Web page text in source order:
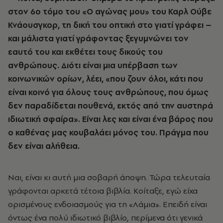
στον 6ο τόμο του «Ο αγώνας μου» του Καρλ Ούβε
Κνάουσγκορ, τη δική του οπτική στο γιατί γράφει –
και μάλιστα γιατί γράφοντας ξεγυμνώνει τον
εαυτό του και εκθέτει τους δικούς του
ανθρώπους. Διότι είναι μια υπέρβαση των
κοινωνικών ορίων, λέει, «που ζουν όλοι, κάτι που
είναι κοινό για όλους τους ανθρώπους, που όμως
δεν παραδίδεται πουθενά, εκτός από την αυστηρά
ιδιωτική σφαίρα». Είναι λες και είναι ένα βάρος που
ο καθένας μας κουβαλάει μόνος του. Πράγμα που
δεν είναι αλήθεια.
Ναι, είναι κι αυτή μια σοβαρή άποψη. Τώρα τελευταία
γράφονται αρκετά τέτοια βιβλία. Κοίταξε, εγώ είχα
ορισμένους ενδοιασμούς για τη «Λάμια». Επειδή είναι
όντως ένα πολύ ιδιωτικό βιβλίο, περίμενα ότι γενικά